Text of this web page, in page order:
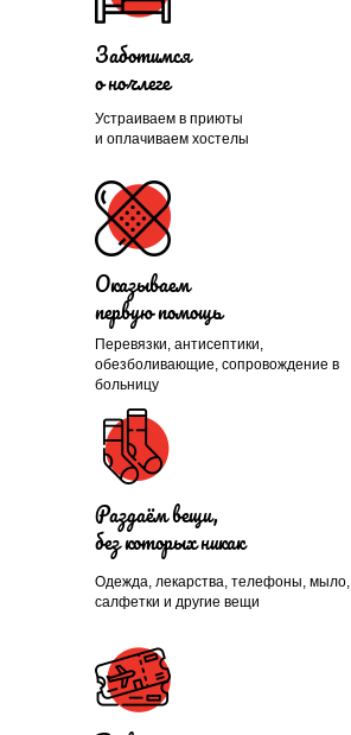
Устраиваем в приюты
и оплачиваем хостелы
Перевязки, антисептики,
обезболивающие, сопровождение в
больницу
Заботимся
о ночлеге
Оказываем
первую помощь
Одежда, лекарства, телефоны, мыло,
салфетки и другие вещи
Раздаём вещи,
без которых никак
Помогли больше, чем
1300 нуждающихся и
продолжаем это делать
каждый день
ПРИСОЕДИНИТЬСЯ